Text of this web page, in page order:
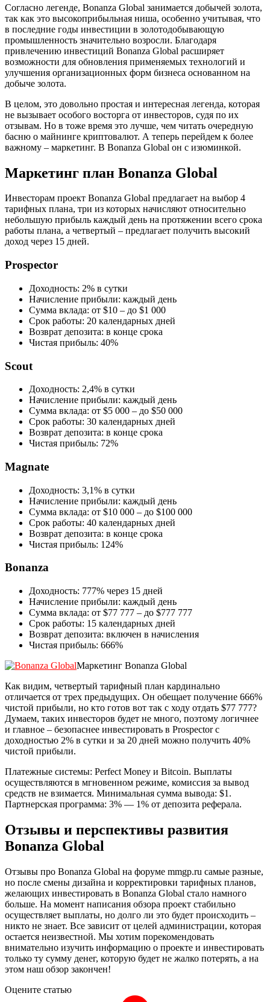
Согласно легенде, Bonanza Global занимается добычей золота,
так как это высокоприбыльная ниша, особенно учитывая, что
в последние годы инвестиции в золотодобывающую
промышленность значительно возросли. Благодаря
привлечению инвестиций Bonanza Global расширяет
возможности для обновления применяемых технологий и
улучшения организационных форм бизнеса основанном на
добыче золота.
В целом, это довольно простая и интересная легенда, которая
не вызывает особого восторга от инвесторов, судя по их
отзывам. Но в тоже время это лучше, чем читать очередную
басню о майнинге криптовалют. А теперь перейдем к более
важному – маркетинг. В Bonanza Global он с изюминкой.
Маркетинг план Bonanza Global
Инвесторам проект Bonanza Global предлагает на выбор 4
тарифных плана, три из которых начисляют относительно
небольшую прибыль каждый день на протяжении всего срока
работы плана, а четвертый – предлагает получить высокий
доход через 15 дней.
Prospector
Доходность: 2% в сутки
Начисление прибыли: каждый день
Сумма вклада: от $10 – до $1 000
Срок работы: 20 календарных дней
Возврат депозита: в конце срока
Чистая прибыль: 40%
Scout
Доходность: 2,4% в сутки
Начисление прибыли: каждый день
Сумма вклада: от $5 000 – до $50 000
Срок работы: 30 календарных дней
Возврат депозита: в конце срока
Чистая прибыль: 72%
Magnate
Доходность: 3,1% в сутки
Начисление прибыли: каждый день
Сумма вклада: от $10 000 – до $100 000
Срок работы: 40 календарных дней
Возврат депозита: в конце срока
Чистая прибыль: 124%
Bonanza
Доходность: 777% через 15 дней
Начисление прибыли: каждый день
Сумма вклада: от $77 777 – до $777 777
Срок работы: 15 календарных дней
Возврат депозита: включен в начисления
Чистая прибыль: 666%
Маркетинг Bonanza Global
Как видим, четвертый тарифный план кардинально
отличается от трех предыдущих. Он обещает получение 666%
чистой прибыли, но кто готов вот так с ходу отдать $77 777?
Думаем, таких инвесторов будет не много, поэтому логичнее
и главное – безопаснее инвестировать в Prospector с
доходностью 2% в сутки и за 20 дней можно получить 40%
чистой прибыли.
Платежные системы: Perfect Money и Bitcoin. Выплаты
осуществляются в мгновенном режиме, комиссия за вывод
средств не взимается. Минимальная сумма вывода: $1.
Партнерская программа: 3% — 1% от депозита реферала.
Отзывы и перспективы развития
Bonanza Global
Отзывы про Bonanza Global на форуме mmgp.ru самые разные,
но после смены дизайна и корректировки тарифных планов,
желающих инвестировать в Bonanza Global стало намного
больше. На момент написания обзора проект стабильно
осуществляет выплаты, но долго ли это будет происходить –
никто не знает. Все зависит от целей администрации, которая
остается неизвестной. Мы хотим порекомендовать
внимательно изучить информацию о проекте и инвестировать
только ту сумму денег, которую будет не жалко потерять, а на
этом наш обзор закончен!
Оцените статью